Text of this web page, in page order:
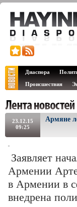
Диаспора
Происшествия
23.12.15
09:25
Армяне
Заявляет
Армении
в Армении в
внедрена